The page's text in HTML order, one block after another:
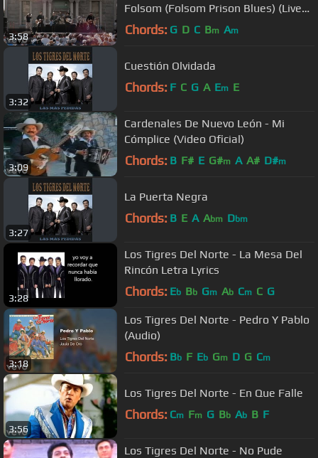
3:58
Folsom (Folsom Prison Blues) (Live
At Folsom Prison)
Chords: G D C Bm Am
3:32
Cuestión Olvidada
Chords: F C G A Em E
3:09
Cardenales De Nuevo León - Mi
Cómplice (Video Oficial)
Chords: B F# E G#m A A# D#m
3:27
La Puerta Negra
Chords: B E A Abm Dbm
3:28
Los Tigres Del Norte - La Mesa Del
Rincón Letra Lyrics
Chords: Eb Bb Gm Ab Cm C G
3:18
Los Tigres Del Norte - Pedro Y Pablo
(Audio)
Chords: Bb F Eb Gm D G Cm
3:56
Los Tigres Del Norte - En Que Falle
Chords: Cm Fm G Bb Ab B F
Los Tigres Del Norte - No Pude